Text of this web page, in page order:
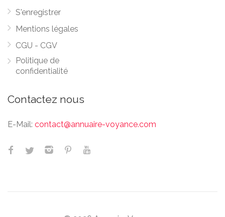
S'enregistrer
Mentions légales
CGU - CGV
Politique de
confidentialité
Contactez nous
E-Mail: contact@annuaire-voyance.com